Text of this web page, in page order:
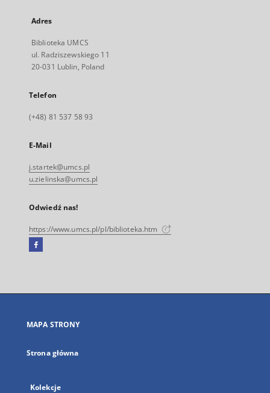
Adres
Biblioteka UMCS
ul. Radziszewskiego 11
20-031 Lublin, Poland
Telefon
(+48) 81 537 58 93
E-Mail
j.startek@umcs.pl
u.zielinska@umcs.pl
Odwiedź nas!
https://www.umcs.pl/pl/biblioteka.htm
Facebook
się
karcie
MAPA STRONY
Strona główna
Kolekcje